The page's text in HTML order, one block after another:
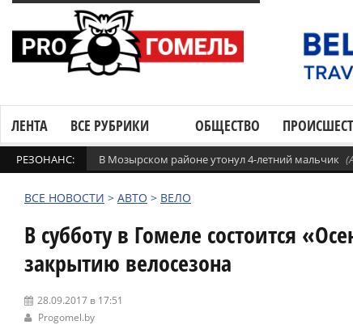
ЛЕНТА ВСЕ РУБРИКИ ОБЩЕСТВО
РЕЗОНАНС: В Мозырском районе утонул 4-летний мальчик
ВСЕ НОВОСТИ > АВТО > ВЕЛО
В субботу в Гомеле состоится
закрытию велосезона
28.09.2017 в 17:51
Progomel.by